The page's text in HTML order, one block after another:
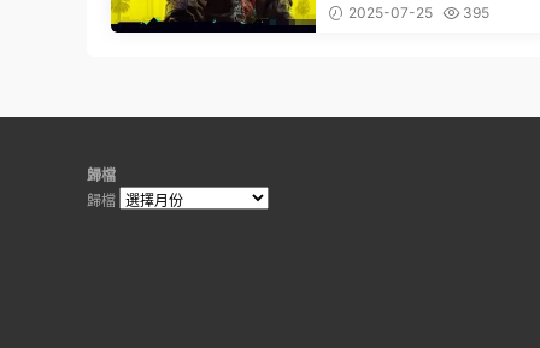
入我們的...
2025-07-25 395
歸檔
歸檔